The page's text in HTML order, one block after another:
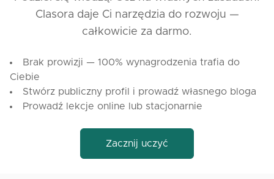
Clasora daje Ci narzędzia do rozwoju —
całkowicie za darmo.
Brak prowizji — 100% wynagrodzenia trafia do
Ciebie
Stwórz publiczny profil i prowadź własnego bloga
Prowadź lekcje online lub stacjonarnie
Zacznij uczyć